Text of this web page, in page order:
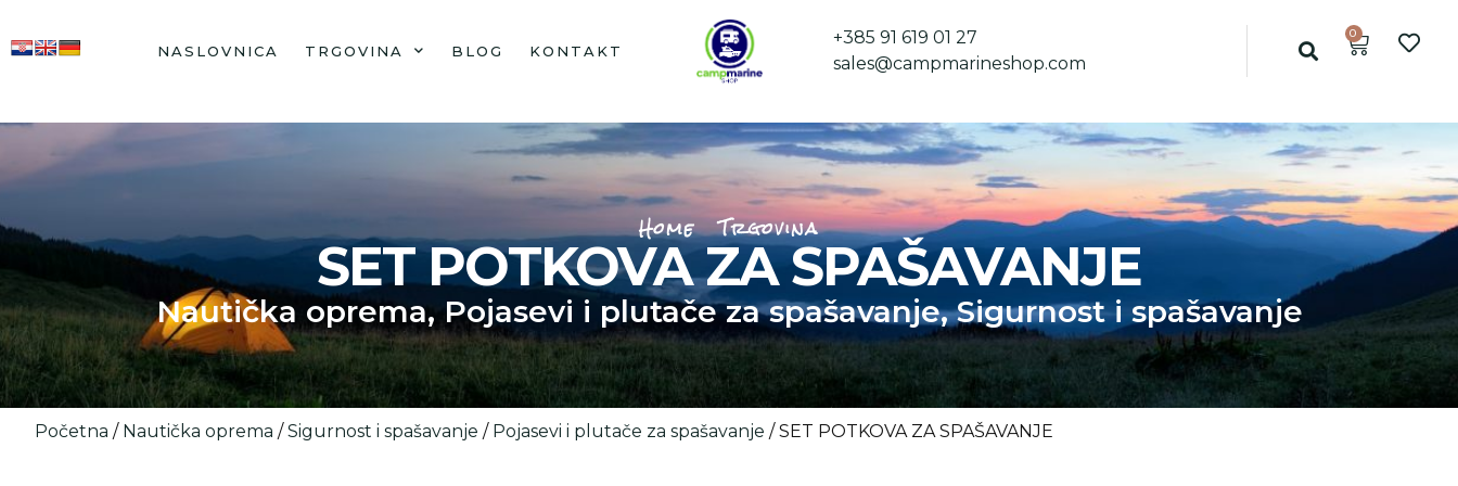
NASLOVNICA TRGOVINA BLOG KONTAKT
+385 91 619 01 27
sales@campmarineshop.com
0
Home Trgovina
SET POTKOVA ZA SPAŠAVANJE
Nautička oprema,Pojasevi i plutače za spašavanje,Sigurnost i spašavanje
Početna / Nautička oprema /Sigurnost i spašavanje / Pojasevi i plutače za spašavanje / SET POTKOVA ZA SPAŠAVANJE